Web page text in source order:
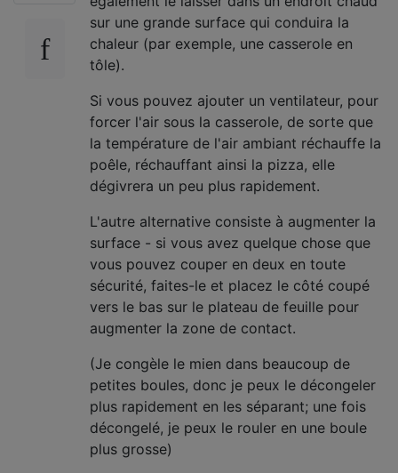
sur une grande surface qui conduira la
chaleur (par exemple, une casserole en
tôle).
Si vous pouvez ajouter un ventilateur, pour
forcer l'air sous la casserole, de sorte que
la température de l'air ambiant réchauffe la
poêle, réchauffant ainsi la pizza, elle
dégivrera un peu plus rapidement.
L'autre alternative consiste à augmenter la
surface - si vous avez quelque chose que
vous pouvez couper en deux en toute
sécurité, faites-le et placez le côté coupé
vers le bas sur le plateau de feuille pour
augmenter la zone de contact.
(Je congèle le mien dans beaucoup de
petites boules, donc je peux le décongeler
plus rapidement en les séparant; une fois
décongelé, je peux le rouler en une boule
plus grosse)